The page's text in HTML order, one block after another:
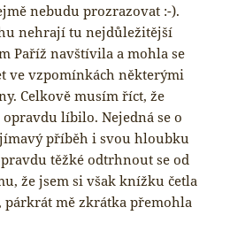
nebudu prozrazovat :-).
nehrají tu nejdůležitější
Paříž navštívila a mohla se
ve vzpomínkách některými
Celkově musím říct, že
opravdu líbilo. Nejedná se o
příběh i svou hloubku
těžké odtrhnout se od
že jsem si však knížku četla
párkrát mě zkrátka přemohla